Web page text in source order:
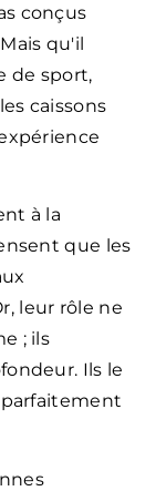
conçus
qu'il
de sport,
caissons
à la
que les
leur rôle ne
; ils
Ils le